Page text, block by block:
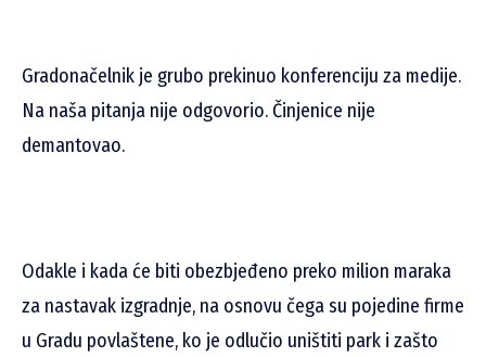
Gradonačelnik je grubo prekinuo konferenciju za medije.
Na naša pitanja nije odgovorio. Činjenice nije
demantovao.
Odakle i kada će biti obezbjeđeno preko milion maraka
za nastavak izgradnje, na osnovu čega su pojedine firme
u Gradu povlaštene, ko je odlučio uništiti park i zašto